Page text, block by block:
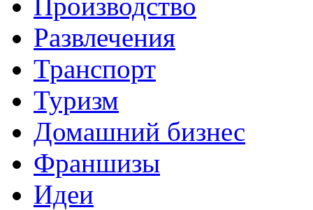
Развлечения
Транспорт
Туризм
Домашний бизнес
Франшизы
Идеи